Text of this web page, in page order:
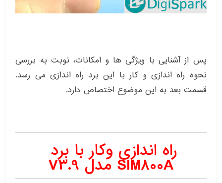
پس از آشنایی با ویژگی ها و امکانات، نوبت به بررسی
نحوه راه اندازی و کار با این برد راه اندازی می رسد.
قسمت بعد به این موضوع اختصاص دارد.
راه اندازی وکار با برد
SIM800A مدل V3.9